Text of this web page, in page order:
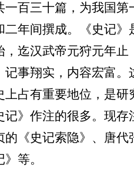
一百三十篇，为我国
二年间撰成。《史记
，迄汉武帝元狩元年
记事翔实，内容宏富
上占有重要地位，是
记》作注的很多。现存
的《史记索隐》、唐
等。